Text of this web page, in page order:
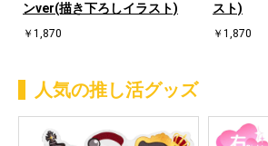
ンver(描き下ろしイラスト)
￥1,870
スト)
￥1,870
人気の推し活グッズ